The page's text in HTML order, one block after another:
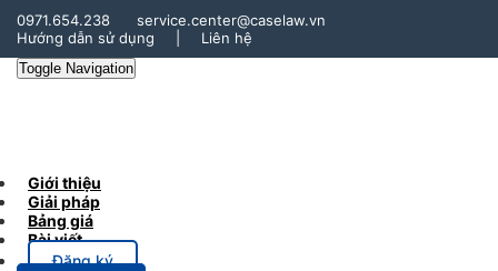
0971.654.238
service.center@caselaw.vn
Hướng dẫn sử dụng
Liên hệ
Toggle Navigation
Giới thiệu
Giải pháp
Bảng giá
Bài viết
Đăng ký